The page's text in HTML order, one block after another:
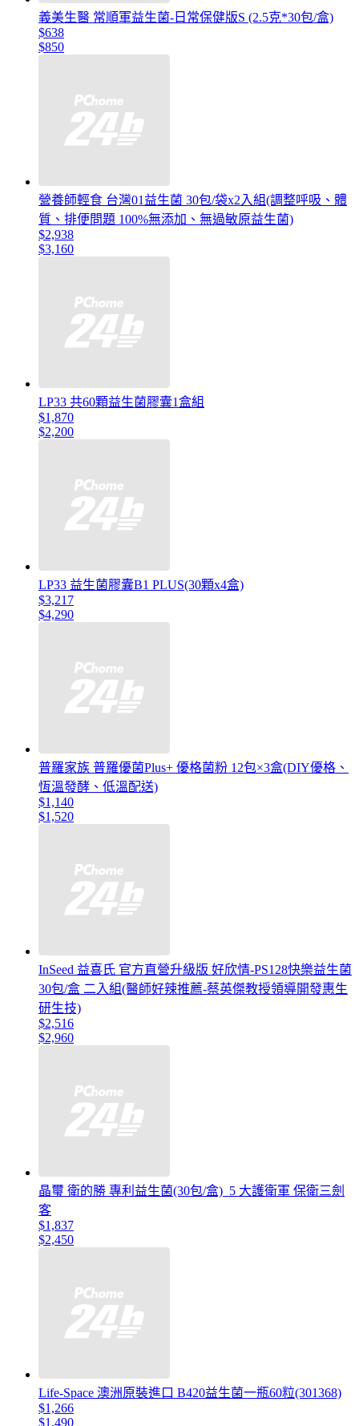
義美生醫 常順軍益生菌-日常保健版S (2.5克*30包/盒)
$638
$850
營養師輕食 台灣01益生菌 30包/袋x2入組(調整呼吸、體
質、排便問題 100%無添加、無過敏原益生菌)
$2,938
$3,160
LP33 共60顆益生菌膠囊1盒組
$1,870
$2,200
LP33 益生菌膠囊B1 PLUS(30顆x4盒)
$3,217
$4,290
普羅家族 普羅優菌Plus+ 優格菌粉 12包×3盒(DIY優格、
恆溫發酵、低溫配送)
$1,140
$1,520
InSeed 益喜氏 官方直營升級版 好欣情-PS128快樂益生菌
30包/盒 二入組(醫師好辣推薦-蔡英傑教授領導開發惠生
研生技)
$2,516
$2,960
晶璽 衛的勝 專利益生菌(30包/盒)_5 大護衛軍 保衛三劍
客
$1,837
$2,450
Life-Space 澳洲原裝進口 B420益生菌一瓶60粒(301368)
$1,266
$1,490